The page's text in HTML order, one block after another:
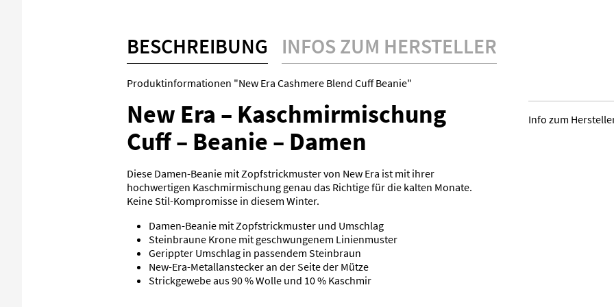
BESCHREIBUNG INFOS ZUM HERSTELLER
Produktinformationen "New Era Cashmere Blend Cuff Beanie"
New Era – Kaschmirmischung
Cuff – Beanie – Damen
Diese Damen-Beanie mit Zopfstrickmuster von New Era ist mit ihrer
hochwertigen Kaschmirmischung genau das Richtige für die kalten Monate.
Keine Stil-Kompromisse in diesem Winter.
Damen-Beanie mit Zopfstrickmuster und Umschlag
Steinbraune Krone mit geschwungenem Linienmuster
Gerippter Umschlag in passendem Steinbraun
New-Era-Metallanstecker an der Seite der Mütze
Strickgewebe aus 90 % Wolle und 10 % Kaschmir
Info zum